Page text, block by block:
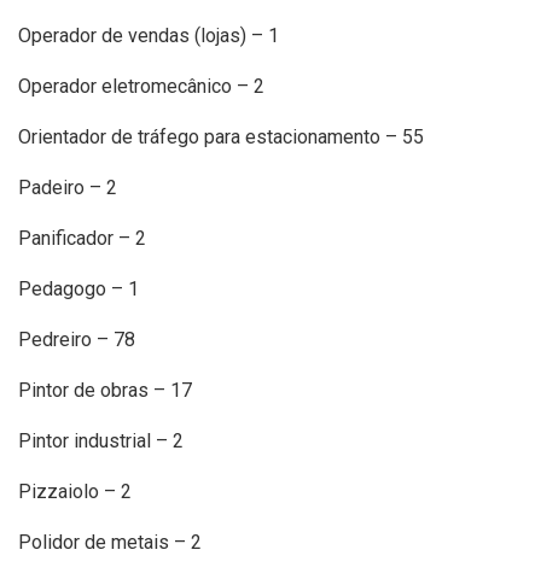
Operador de vendas (lojas) – 1
Operador eletromecânico – 2
Orientador de tráfego para estacionamento – 55
Padeiro – 2
Panificador – 2
Pedagogo – 1
Pedreiro – 78
Pintor de obras – 17
Pintor industrial – 2
Pizzaiolo – 2
Polidor de metais – 2